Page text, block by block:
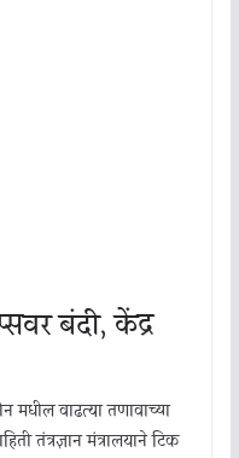
बंदी, केंद्र
वाढत्या तणावाच्या
तंत्रज्ञान मंत्रालयाने टिक